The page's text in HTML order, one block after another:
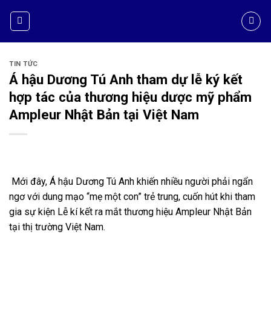
TIN TỨC
Á hậu Dương Tú Anh tham dự lễ ký kết
hợp tác của thương hiệu dược mỹ phẩm
Ampleur Nhật Bản tại Việt Nam
Mới đây, Á hậu Dương Tú Anh khiến nhiều người phải ngẩn
ngơ với dung mạo “mẹ một con” trẻ trung, cuốn hút khi tham
gia sự kiện Lễ kí kết ra mắt thương hiệu Ampleur Nhật Bản
tại thị trường Việt Nam.